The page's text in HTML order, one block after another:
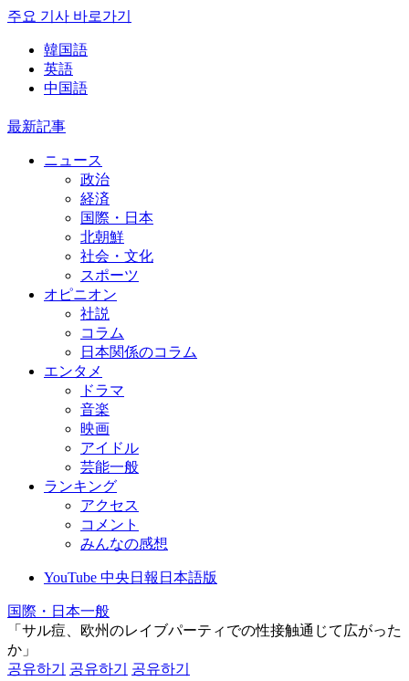
주요 기사 바로가기
韓国語
英語
中国語
最新記事
ニュース
政治
経済
国際・日本
北朝鮮
社会・文化
スポーツ
オピニオン
社説
コラム
日本関係のコラム
エンタメ
ドラマ
音楽
映画
アイドル
芸能一般
ランキング
アクセス
コメント
みんなの感想
YouTube 中央日報日本語版
国際・日本一般
「サル痘、欧州のレイブパーティでの性接触通じて広がった
か」
공유하기
공유하기
공유하기